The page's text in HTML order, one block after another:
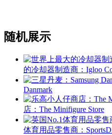
随机展示
的冷却器制造商：Igloo
Danmark
店：The Minifigure Store
体育用品零售商：